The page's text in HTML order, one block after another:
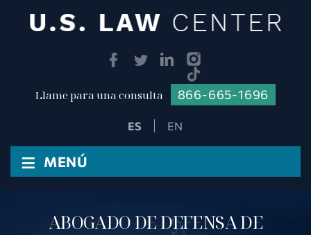
Llame para una consulta 866-665-1696
EN
≡ MENÚ
ABOGADO DE DEFENSA DE